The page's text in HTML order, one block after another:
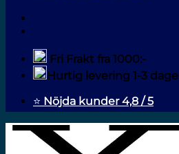
Fri Frakt fra 1000:-
Hurtig levering 1-3 dage
⭐ Nöjda kunder 4,8 / 5